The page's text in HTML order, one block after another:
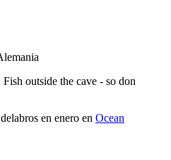
outside the cave - so don
en enero en Ocean